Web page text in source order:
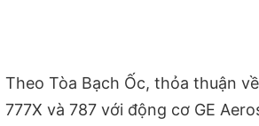
Theo Tòa Bạch Ốc, thỏa thuận
777X và 787 với động cơ GE